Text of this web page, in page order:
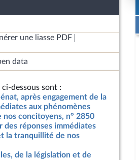
une liasse PDF
data
ci-dessous sont :
après engagement de la
aux phénomènes
concitoyens, n° 2850
des réponses immédiates
la tranquillité de nos
de la législation et de